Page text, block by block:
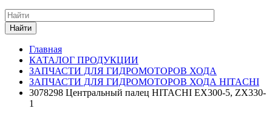
Найти
Главная
КАТАЛОГ ПРОДУКЦИИ
ЗАПЧАСТИ ДЛЯ ГИДРОМОТОРОВ ХОДА
ЗАПЧАСТИ ДЛЯ ГИДРОМОТОРОВ ХОДА HITACHI
3078298 Центральный палец HITACHI EX300-5, ZX330-
1